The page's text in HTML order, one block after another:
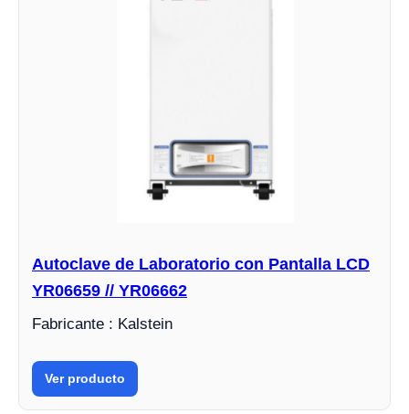
Autoclave de Laboratorio con Pantalla LCD
YR06659 // YR06662
Fabricante : Kalstein
Ver producto